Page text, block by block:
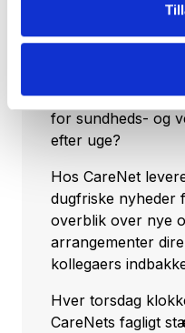
Tilmeld dig
Vil du opdateres
for sundheds- og
efter uge?
Hos CareNet
dugfriske nyheder
overblik over nye
arrangementer
kollegaers
Hver torsdag
CareNets fagligt